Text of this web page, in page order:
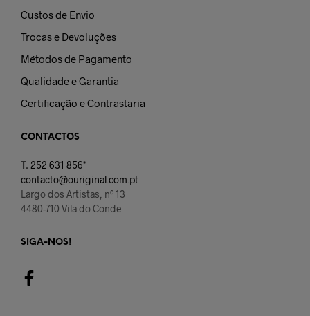
Custos de Envio
Trocas e Devoluções
Métodos de Pagamento
Qualidade e Garantia
Certificação e Contrastaria
CONTACTOS
T. 252 631 856*
contacto@ouriginal.com.pt
Largo dos Artistas, nº 13
4480-710 Vila do Conde
SIGA-NOS!